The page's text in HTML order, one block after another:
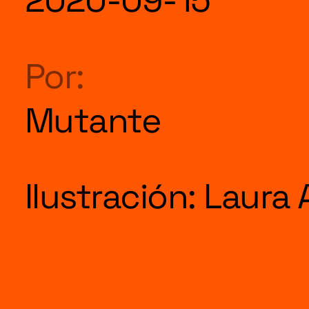
SOBRE
Por:
Mutante
Ilustración: Laura